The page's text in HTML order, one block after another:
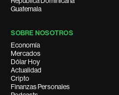
Guatemala
SOBRE NOSOTROS
Economía
Mercados
Dólar Hoy
Actualidad
Cripto
Finanzas Personales